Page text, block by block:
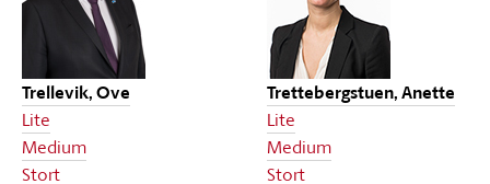
Trellevik, Ove
Lite
Medium
Stort
Trettebergstuen, Anette
Lite
Medium
Stort